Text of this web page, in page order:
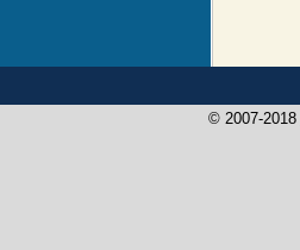
© 2007-2018